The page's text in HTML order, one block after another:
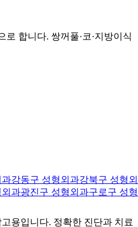
합니다. 쌍꺼풀·코·지방이식
과강동구 성형외과강북구 성형외
외과광진구 성형외과구로구 성형
용입니다. 정확한 진단과 치료